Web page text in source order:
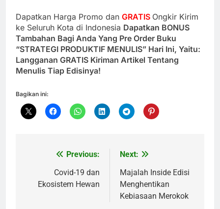
Dapatkan Harga Promo dan GRATIS Ongkir Kirim
ke Seluruh Kota di Indonesia Dapatkan BONUS
Tambahan Bagi Anda Yang Pre Order Buku
“STRATEGI PRODUKTIF MENULIS” Hari Ini, Yaitu:
Langganan GRATIS Kiriman Artikel Tentang
Menulis Tiap Edisinya!
Bagikan ini:
NavigasiPrevious:
Covid-19 dan
Ekosistem Hewan
Next:
Majalah Inside Edisi
Menghentikan
Kebiasaan Merokok